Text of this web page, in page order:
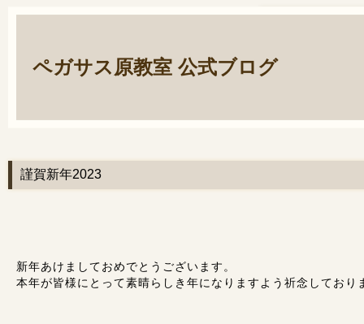
ペガサス原教室 公式ブログ
謹賀新年2023
新年あけましておめでとうございます。
本年が皆様にとって素晴らしき年になりますよう祈念しており